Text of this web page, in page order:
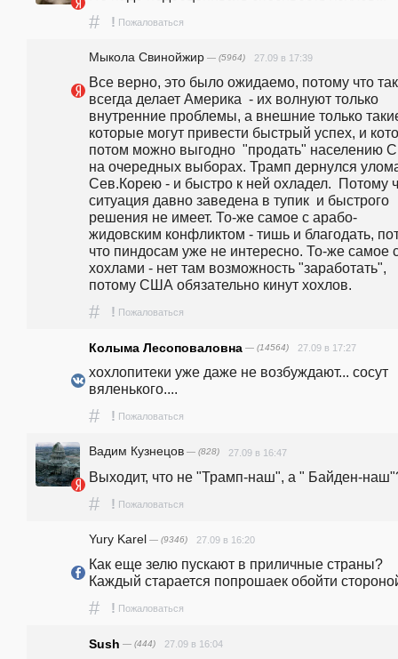
# ! Пожаловаться
Мыкола Свинойжир — (5964) 27.09 в 17:39
Все верно, это было ожидаемо, потому что так
всегда делает Америка  - их волнуют только
внутренние проблемы, а внешние только
которые могут привести быстрый успех, и
потом можно выгодно  "продать" населению
на очередных выборах. Трамп дернулся
Сев.Корею - и быстро к ней охладел.  Потому
ситуация давно заведена в тупик  и быстрого
решения не имеет. То-же самое с арабо-
жидовским конфликтом - тишь и благодать,
что пиндосам уже не интересно. То-же самое
хохлами - нет там возможность "заработать",
потому США обязательно кинут хохлов.
# ! Пожаловаться
Колыма Лесоповаловна — (14564) 27.09 в 17:27
хохлопитеки уже даже не возбуждают... сосут
вяленького....
# ! Пожаловаться
Вадим Кузнецов — (828) 27.09 в 16:47
Выходит, что не "Трамп-наш", а " Байден-
# ! Пожаловаться
Yury Karel — (9346) 27.09 в 16:20
Как еще зелю пускают в приличные страны?
Каждый старается попрошаек обойти
# ! Пожаловаться
Sush — (444) 27.09 в 16:04